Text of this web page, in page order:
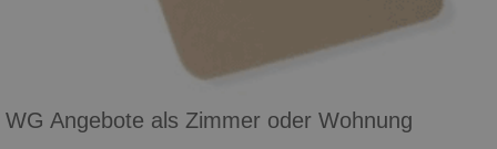
WG Angebote als Zimmer oder Wohnung